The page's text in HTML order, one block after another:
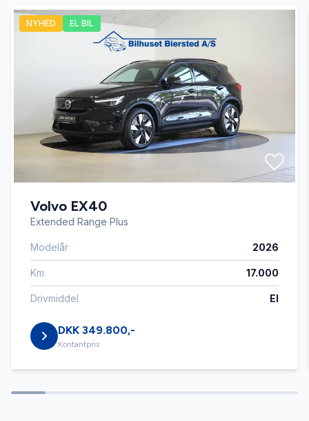
NYHED EL BIL
Volvo EX40
Extended Range Plus
Modelår 2026
Km 17.000
Drivmiddel El
DKK 349.800,-
Kontantpris